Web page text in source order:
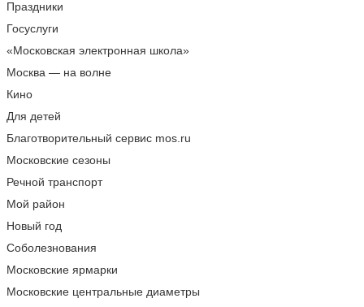
Праздники
Госуслуги
«Московская электронная школа»
Москва — на волне
Кино
Для детей
Благотворительный сервис mos.ru
Московские сезоны
Речной транспорт
Мой район
Новый год
Соболезнования
Московские ярмарки
Московские центральные диаметры